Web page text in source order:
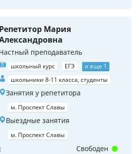
Репетитор Мария
Частный преподаватель
школьный курс ЕГЭ
и еще 1
школьники 8-11 класса, студенты
Занятия у репетитора
м. Проспект Славы
Выездные занятия
м. Проспект Славы
Свободен